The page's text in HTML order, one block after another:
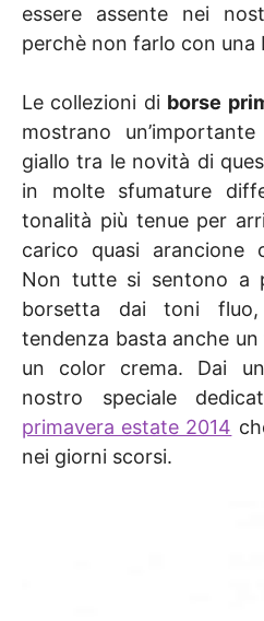
essere assente nei
perchè non farlo con una
Le collezioni di borse
mostrano
giallo tra le novità di
in molte sfumature
tonalità più tenue per
carico quasi arancione
Non tutte si sentono a
borsetta dai toni
tendenza basta anche
un color crema. Dai
nostro speciale
primavera estate 2014
nei giorni scorsi.